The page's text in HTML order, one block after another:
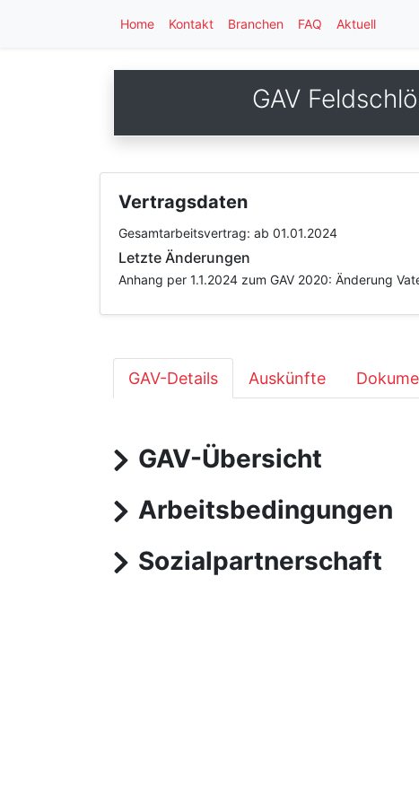
Home Kontakt Branchen FAQ Aktuell
GAV
Vertragsdaten
Gesamtarbeitsvertrag: ab 01.01.2024
Letzte Änderungen
Anhang per 1.1.2024 zum GAV 2020: Änderung
GAV-Details Auskünfte
GAV-Übersicht
Arbeitsbedingungen
Sozialpartnerschaft